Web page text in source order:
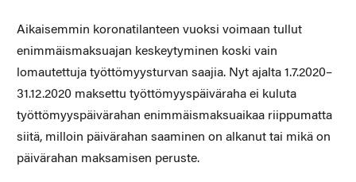
Aikaisemmin koronatilanteen vuoksi voimaan tullut
enimmäismaksuajan keskeytyminen koski vain
lomautettuja työttömyysturvan saajia. Nyt ajalta 1.7.2020–
31.12.2020 maksettu työttömyyspäiväraha ei kuluta
työttömyyspäivärahan enimmäismaksuaikaa riippumatta
siitä, milloin päivärahan saaminen on alkanut tai mikä on
päivärahan maksamisen peruste.